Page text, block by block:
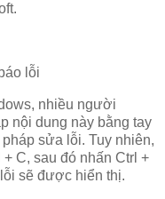
lỗi
nhiều người
nội dung này bằng tay
sửa lỗi. Tuy nhiên,
C, sau đó nhấn Ctrl +
sẽ được hiển thị.